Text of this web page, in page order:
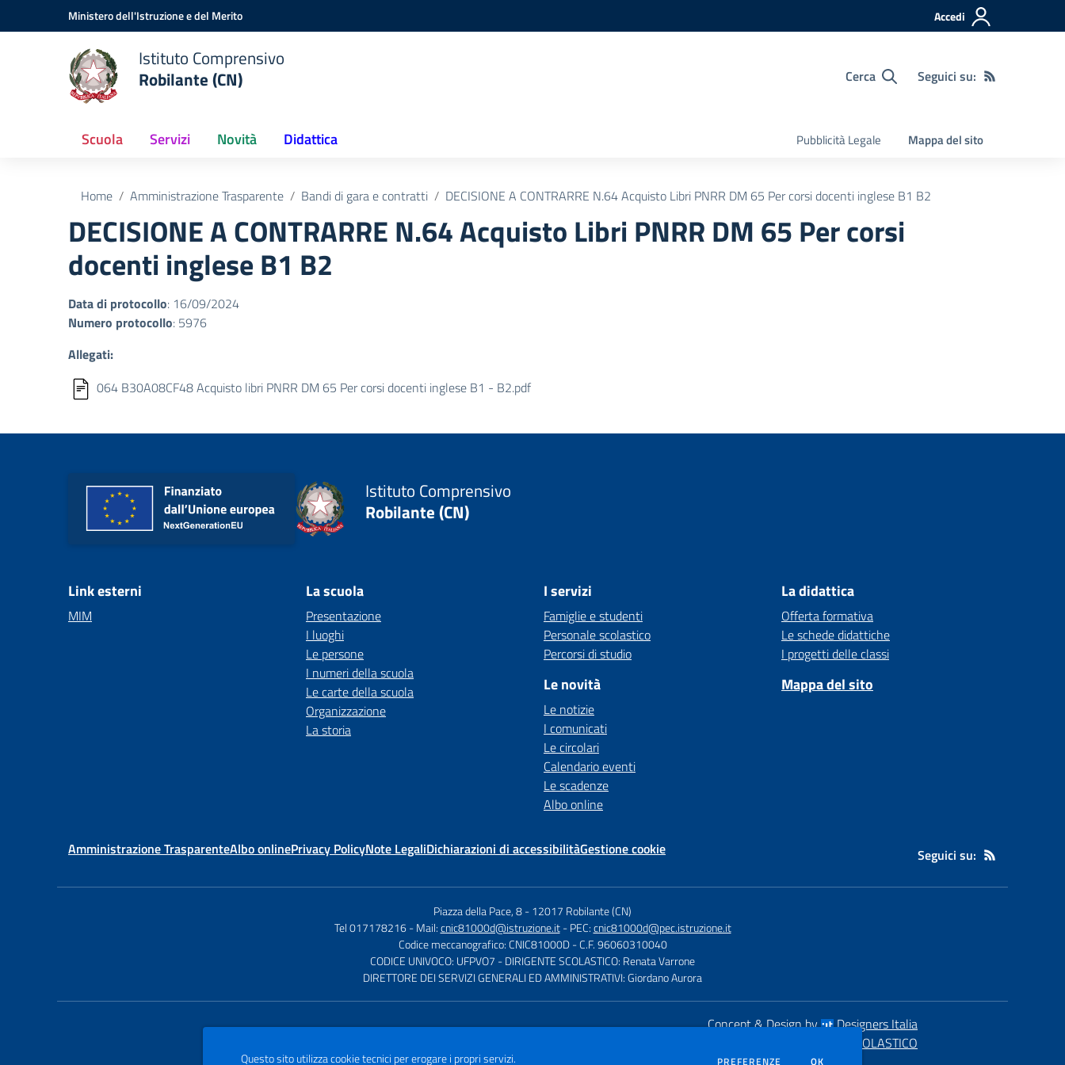
Vai ai contenuti
Vai al menu di navigazioneMinistero dell'Istruzione e del Merito Accedi
Istituto Comprensivo
Robilante (CN)
Cerca Seguici su:
Scuola Servizi Novità Didattica Pubblicità Legale Mappa del sito
Home Amministrazione Trasparente Bandi di gara e contratti DECISIONE A CONTRARRE N.64 Acquisto Libri PNRR DM 65 Per corsi docenti inglese B1 B2
DECISIONE A CONTRARRE N.64 Acquisto Libri PNRR DM 65 Per corsi
docenti inglese B1 B2
Data di protocollo: 16/09/2024
Numero protocollo: 5976
Allegati:
064 B30A08CF48 Acquisto libri PNRR DM 65 Per corsi docenti inglese B1 - B2.pdf
Istituto Comprensivo
Robilante (CN)
Link esterni
MIM
La scuola
Presentazione
I luoghi
Le persone
I numeri della scuola
Le carte della scuola
Organizzazione
La storia
I servizi
Famiglie e studenti
Personale scolastico
Percorsi di studio
Le novità
Le notizie
I comunicati
Le circolari
Calendario eventi
Le scadenze
Albo online
La didattica
Offerta formativa
Le schede didattiche
I progetti delle classi
Mappa del sito
Amministrazione TrasparenteAlbo onlinePrivacy PolicyNote LegaliDichiarazioni di accessibilitàGestione cookie Seguici su:
Piazza della Pace, 8-12017 Robilante (CN)
Tel 017178216 - Mail:cnic81000d@istruzione.it - PEC:cnic81000d@pec.istruzione.it
Codice meccanografico: CNIC81000D - C.F. 96060310040
CODICE UNIVOCO: UFPVO7 - DIRIGENTE SCOLASTICO: Renata Varrone
DIRETTORE DEI SERVIZI GENERALI ED AMMINISTRATIVI: Giordano Aurora
Concept & Design by
Designers Italia
SCUOLASTICO
Questo sito utilizza cookie tecnici per erogare i propri servizi. PREFERENZE DEI COOKIE
OK